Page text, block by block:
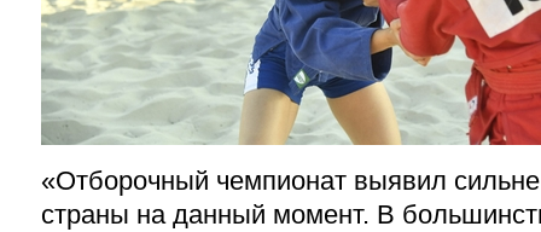
«Отборочный чемпионат выявил
страны на данный момент. В